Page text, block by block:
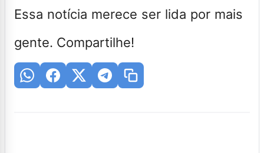
Essa notícia merece ser lida por mais
gente. Compartilhe!